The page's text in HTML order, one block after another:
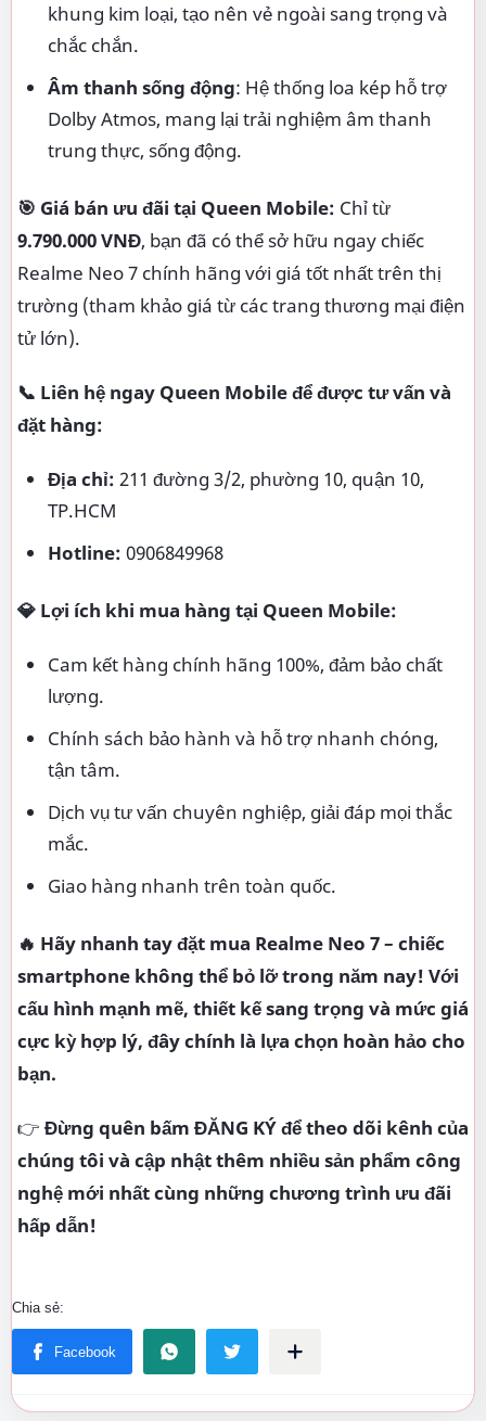
khung kim loại, tạo nên vẻ ngoài sang trọng và
chắc chắn.
Âm thanh sống động: Hệ thống loa kép hỗ trợ
Dolby Atmos, mang lại trải nghiệm âm thanh
trung thực, sống động.
🎯 Giá bán ưu đãi tại Queen Mobile: Chỉ từ
9.790.000 VNĐ, bạn đã có thể sở hữu ngay chiếc
Realme Neo 7 chính hãng với giá tốt nhất trên thị
trường (tham khảo giá từ các trang thương mại điện
tử lớn).
📞 Liên hệ ngay Queen Mobile để được tư vấn và
đặt hàng:
Địa chỉ: 211 đường 3/2, phường 10, quận 10,
TP.HCM
Hotline: 0906849968
💎 Lợi ích khi mua hàng tại Queen Mobile:
Cam kết hàng chính hãng 100%, đảm bảo chất
lượng.
Chính sách bảo hành và hỗ trợ nhanh chóng,
tận tâm.
Dịch vụ tư vấn chuyên nghiệp, giải đáp mọi thắc
mắc.
Giao hàng nhanh trên toàn quốc.
🔥 Hãy nhanh tay đặt mua Realme Neo 7 – chiếc
smartphone không thể bỏ lỡ trong năm nay! Với
cấu hình mạnh mẽ, thiết kế sang trọng và mức giá
cực kỳ hợp lý, đây chính là lựa chọn hoàn hảo cho
bạn.
👉 Đừng quên bấm ĐĂNG KÝ để theo dõi kênh của
chúng tôi và cập nhật thêm nhiều sản phẩm công
nghệ mới nhất cùng những chương trình ưu đãi
hấp dẫn!